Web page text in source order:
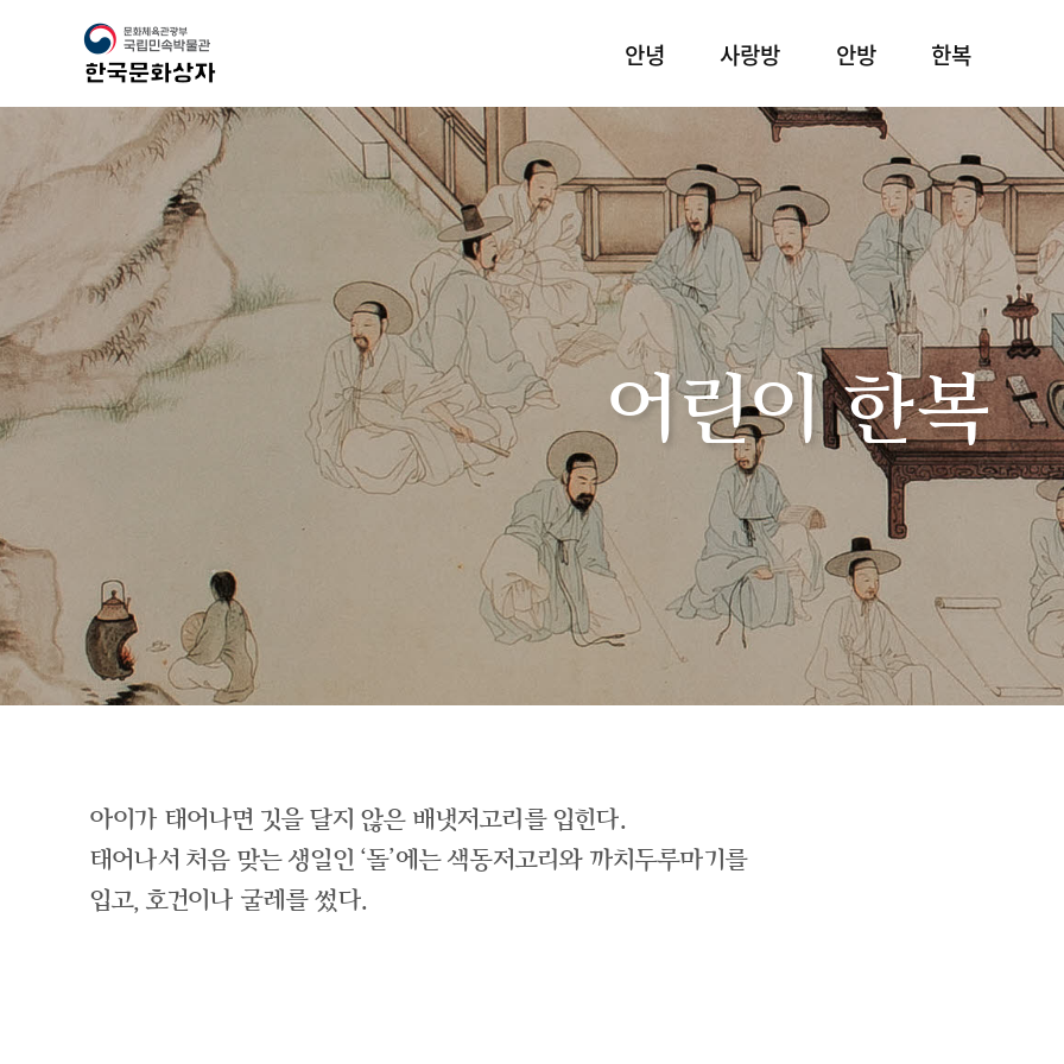
안녕 사랑방 안방 한복
어린이 한복
아이가 태어나면 깃을 달지 않은 배냇저고리를 입힌다.
태어나서 처음 맞는 생일인 ‘돌’에는 색동저고리와 까치두루마기를
입고, 호건이나 굴레를 썼다.